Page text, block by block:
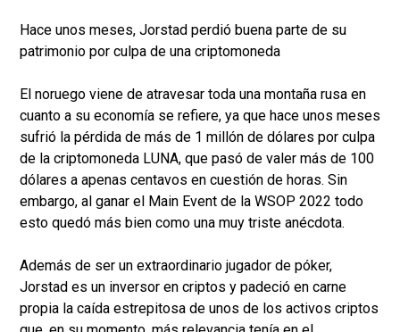
Hace unos meses, Jorstad perdió buena parte de su
patrimonio por culpa de una criptomoneda
El noruego viene de atravesar toda una montaña rusa en
cuanto a su economía se refiere, ya que hace unos meses
sufrió la pérdida de más de 1 millón de dólares por culpa
de la criptomoneda LUNA, que pasó de valer más de 100
dólares a apenas centavos en cuestión de horas. Sin
embargo, al ganar el Main Event de la WSOP 2022 todo
esto quedó más bien como una muy triste anécdota.
Además de ser un extraordinario jugador de póker,
Jorstad es un inversor en criptos y padeció en carne
propia la caída estrepitosa de unos de los activos criptos